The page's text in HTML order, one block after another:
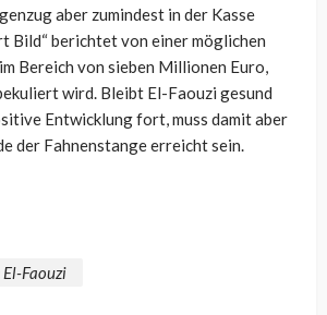
aber zumindest in der Kasse
Bild“ berichtet von einer möglichen
Bereich von sieben Millionen Euro,
wird. Bleibt El-Faouzi gesund
Entwicklung fort, muss damit aber
der Fahnenstange erreicht sein.
Faouzi